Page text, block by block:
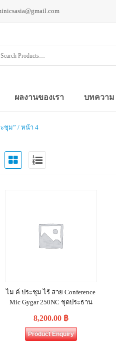
ผลงานของเรา บทความ
ชุม” / หน้า 4
ไม ค์ ประชุม ไร้ สาย Conference
Mic Gygar 250NC ชุดประธาน
8,200.00 ฿
Product Enquiry